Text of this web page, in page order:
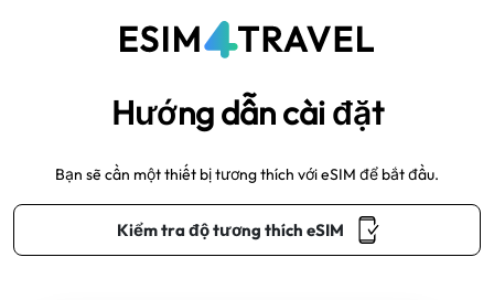
Hướng dẫn cài đặt
Bạn sẽ cần một thiết bị tương thích với eSIM để bắt đầu.
Kiểm tra độ tương thích eSIM